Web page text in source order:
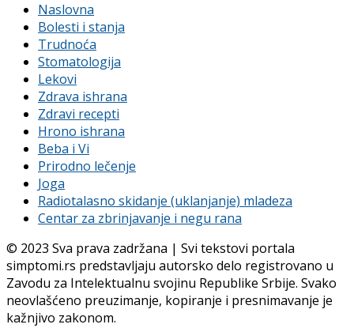
Naslovna
Bolesti i stanja
Trudnoća
Stomatologija
Lekovi
Zdrava ishrana
Zdravi recepti
Hrono ishrana
Beba i Vi
Prirodno lečenje
Joga
Radiotalasno skidanje (uklanjanje) mladeza
Centar za zbrinjavanje i negu rana
© 2023 Sva prava zadržana | Svi tekstovi portala
simptomi.rs predstavljaju autorsko delo registrovano u
Zavodu za Intelektualnu svojinu Republike Srbije. Svako
neovlašćeno preuzimanje, kopiranje i presnimavanje je
kažnjivo zakonom.